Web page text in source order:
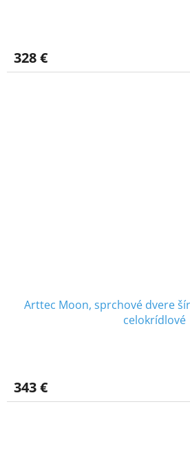
328 €
Arttec Moon, sprchové dvere
celokrídlové
343 €